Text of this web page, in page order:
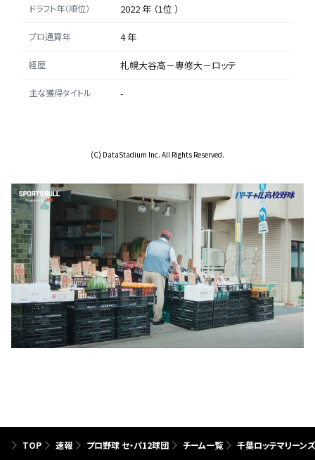
ドラフト年（順位） 2022 年 （1位 ）
プロ通算年 4 年
経歴 札幌大谷高－専修大－ロッテ
主な獲得タイトル -
(C) DataStadium Inc. All Rights Reserved.
TOP 速報 プロ野球 セ・パ12球団 チーム一覧 千葉ロッテマリーンズ